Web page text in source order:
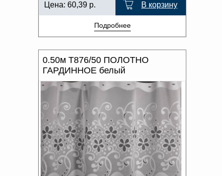
Цена: 60,39 р. В корзину
Подробнее
0.50м Т876/50 ПОЛОТНО
ГАРДИННОЕ белый